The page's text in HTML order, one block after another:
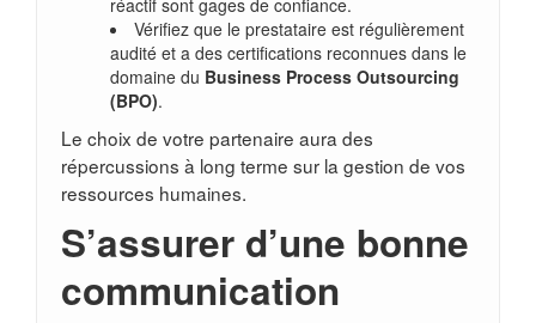
réactif sont gages de confiance.
Vérifiez que le prestataire est régulièrement
audité et a des certifications reconnues dans le
domaine du Business Process Outsourcing
(BPO).
Le choix de votre partenaire aura des
répercussions à long terme sur la gestion de vos
ressources humaines.
S’assurer d’une bonne
communication